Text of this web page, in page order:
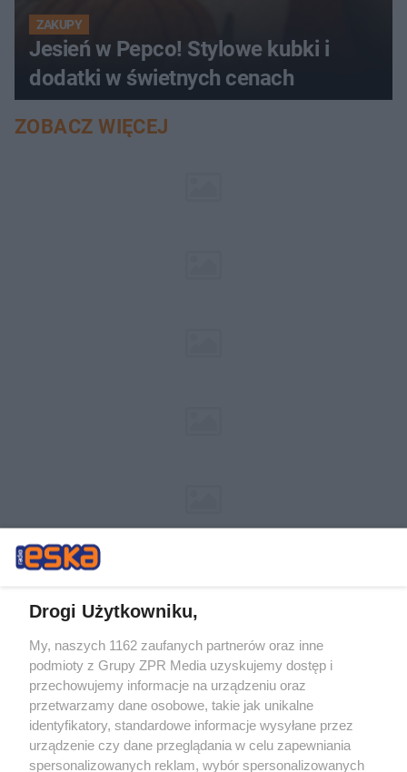
ZAKUPY
Jesień w Pepco! Stylowe kubki i
dodatki w świetnych cenach
ZOBACZ WIĘCEJ
Żaden utwór zamieszczony w serwisie nie może być powielany i
rozpowszechniany lub dalej rozpowszechniany w jakikolwiek sposób (w
tym także elektroniczny lub mechaniczny) na jakimkolwiek polu
eksploatacji w jakiejkolwiek formie, włącznie z umieszczaniem w
Internecie bez pisemnej zgody właściciela praw. Jakiekolwiek użycie lub
wykorzystanie utworów w całości lub w części z naruszeniem prawa,
tzn. bez właściwej zgody, jest zabronione pod groźbą kary i może być
ścigane prawnie.
Drogi Użytkowniku,
My, naszych 1162 zaufanych partnerów oraz inne
podmioty z Grupy ZPR Media uzyskujemy dostęp i
przechowujemy informacje na urządzeniu oraz
przetwarzamy dane osobowe, takie jak unikalne
identyfikatory, standardowe informacje wysyłane przez
urządzenie czy dane przeglądania w celu zapewniania
spersonalizowanych reklam, wybór spersonalizowanych